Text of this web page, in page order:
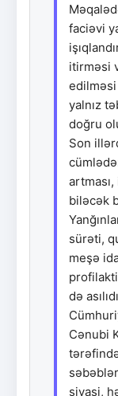
faciəvi
itirməsi
yalnız
doğru
Son
biləcək
sürəti,
meşə
də
Cənubi
siyasi,